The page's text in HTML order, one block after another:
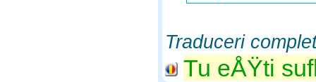
Traduceri
Tu eÅŸti